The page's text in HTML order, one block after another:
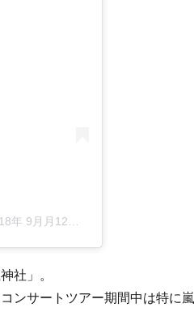
9月月12日午後8時18分PDT
社」。
ンサートツアー期間中は特に嵐